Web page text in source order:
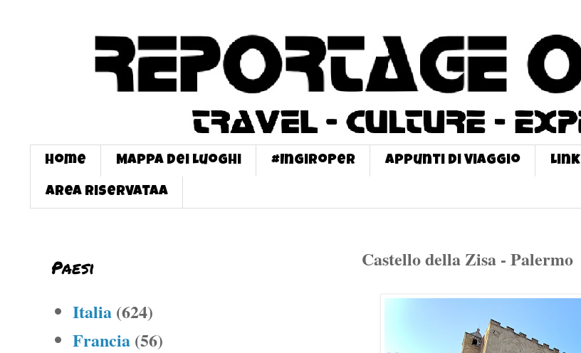
Home Mappa dei Luoghi #InGiroPer Appunti di Viaggio Link
Area Riservataa
Castello della Zisa - Palermo
Paesi
Italia (624)
Francia (56)